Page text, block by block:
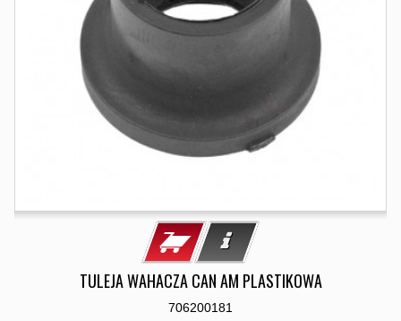
TULEJA WAHACZA CAN AM PLASTIKOWA
706200181